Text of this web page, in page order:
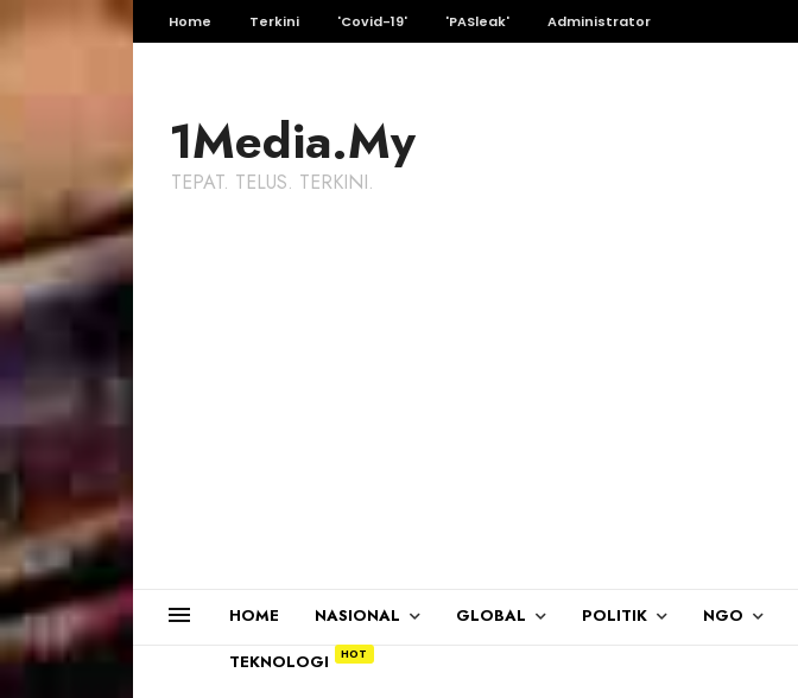
Home Terkini 'Covid-19' 'PASleak' Administrator
1Media.My
TEPAT. TELUS. TERKINI.
HOME NASIONAL GLOBAL POLITIK NGO
TEKNOLOGI